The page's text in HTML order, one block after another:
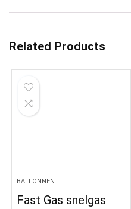
Related Products
BALLONNEN
Fast Gas snelgas